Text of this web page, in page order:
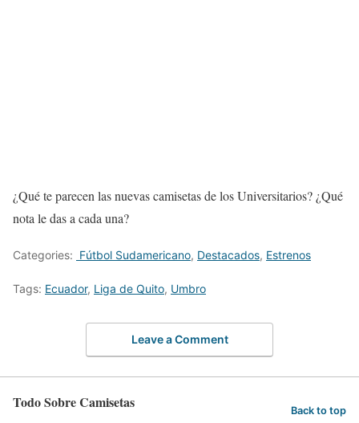
¿Qué te parecen las nuevas camisetas de los Universitarios? ¿Qué
nota le das a cada una?
Categories: Fútbol Sudamericano, Destacados, Estrenos
Tags: Ecuador, Liga de Quito, Umbro
Leave a Comment
Todo Sobre Camisetas Back to top